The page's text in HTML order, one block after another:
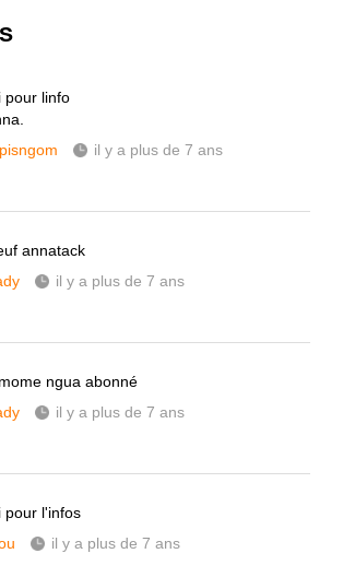
pour linfo
il y a plus de 7 ans
annatack
il y a plus de 7 ans
ngua abonné
il y a plus de 7 ans
pour l'infos
il y a plus de 7 ans